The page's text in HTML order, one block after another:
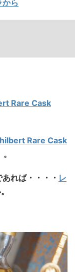
から
Rare Cask
Rare Cask
。
れば・・・・ レ